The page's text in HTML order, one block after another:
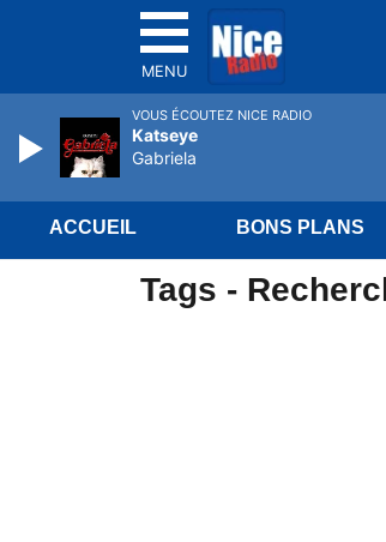
MENU
ACCUEIL BONS PLANS
Tags -
VOUS ÉCOUTEZ NICE RADIO
Katseye
Gabriela